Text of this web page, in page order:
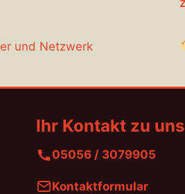
und Netzwerk
Ihr Kontakt zu uns
05056 / 3079905
Kontaktformular